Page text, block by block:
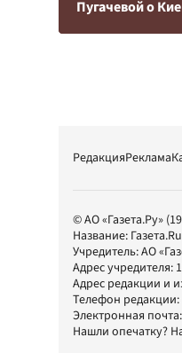
Пугачевой о
РедакцияРеклама
© АО «Газета.Ру»
Название: Газета.Ru
Учредитель:АО
Адрес учредителя:
Адрес редакции и
Телефон редакции:
Электронная почта:
Нашли опечатку?